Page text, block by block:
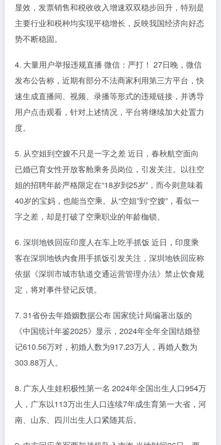
显效，发票销售和税收收入增速双双稳步回升，特别是
主要行业和税种均实现平稳增长，反映我国经济向好态
势不断稳固。
4. 大量用户举报违规直播 微信：严打！ 27日晚，微信
发布公告称，近期有部分不法商家利用第三方平台，快
速生成直播间、视频、录播等形式的违规链接，并诱导
用户点击观看，针对上述情况，平台将继续加大处置力
度。
5. 从空姐到空嫂不只是一字之差 近日，春秋航空面向
已婚已育女性开放客舱乘务员岗位，引发关注。以往空
姐的招聘年龄严格限定在“18岁到25岁”，而今则意味着
40岁的宝妈，也能当空乘。从“空姐”到“空嫂”，看似一
字之差，却是打破了空乘职业的年龄枷锁。
6. 深圳地铁回应印度人在车上吃手抓饭 近日，印度乘
客在深圳地铁内食用手抓饭引发关注，深圳地铁回应称
依据《深圳市城市轨道交通运营管理办法》禁止饮食规
定，将对事件登记反馈。
7. 31省份去年婚姻数据公布 国家统计局编著出版的
《中国统计年鉴2025》显示，2024年全年全国结婚登
记610.56万对，初婚人数为917.23万人，再婚人数为
303.88万人。
8. 广东人生娃积极性第一名 2024年全国出生人口954万
人，广东以113万出生人口连续7年成生育第一大省，河
南、山东、四川出生人口紧随其后。